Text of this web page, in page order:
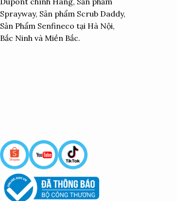
Sprayway, Sản phẩm Scrub Daddy,
Sản Phẩm Senfineco tại Hà Nội,
Bắc Ninh và Miền Bắc.